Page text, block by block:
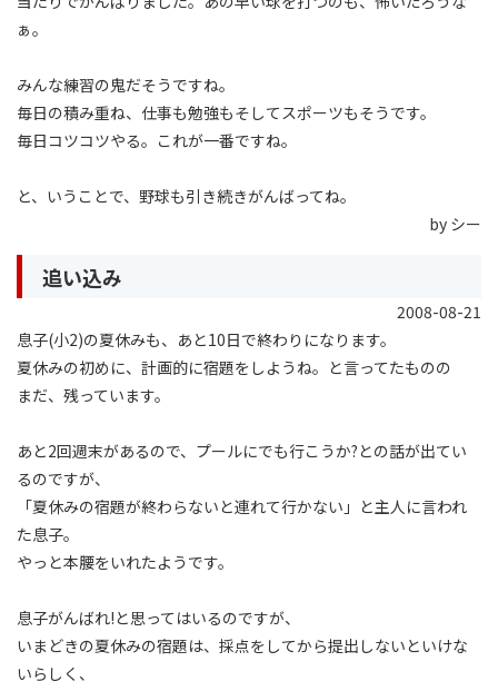
ぁ。
みんな練習の鬼だそうですね。
毎日の積み重ね、仕事も勉強もそしてスポーツもそうです。
毎日コツコツやる。これが一番ですね。
と、いうことで、野球も引き続きがんばってね。
by シー
追い込み
2008-08-21
息子(小2)の夏休みも、あと10日で終わりになります。
夏休みの初めに、計画的に宿題をしようね。と言ってたものの
まだ、残っています。
あと2回週末があるので、プールにでも行こうか?との話が出てい
るのですが、
「夏休みの宿題が終わらないと連れて行かない」と主人に言われ
た息子。
やっと本腰をいれたようです。
息子がんばれ!と思ってはいるのですが、
いまどきの夏休みの宿題は、採点をしてから提出しないといけな
いらしく、